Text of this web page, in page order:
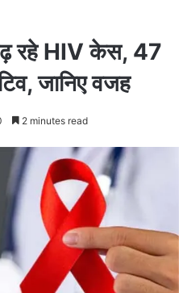
बढ़ रहे HIV केस, 47
जानिए वजह
2 minutes read